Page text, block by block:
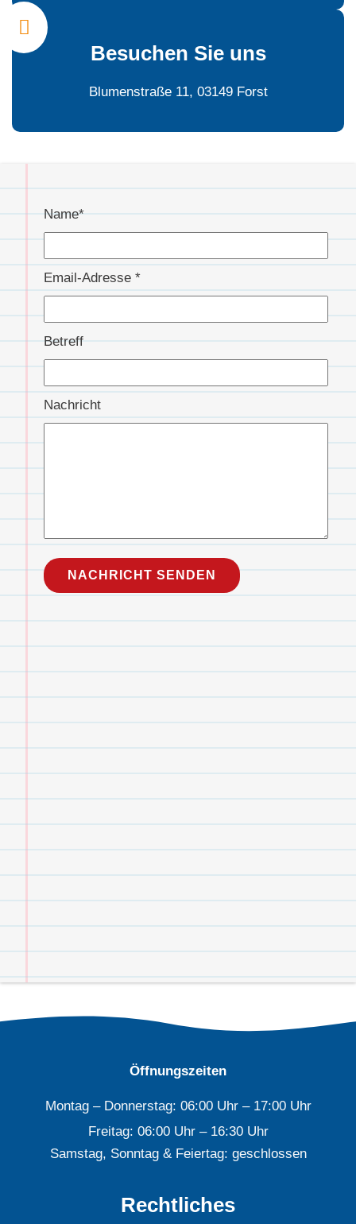
Besuchen Sie uns
Blumenstraße 11, 03149 Forst
Name*
Email-Adresse *
Betreff
Nachricht
Öffnungszeiten
Montag – Donnerstag: 06:00 Uhr – 17:00 Uhr
Freitag: 06:00 Uhr – 16:30 Uhr
Samstag, Sonntag & Feiertag: geschlossen
Rechtliches